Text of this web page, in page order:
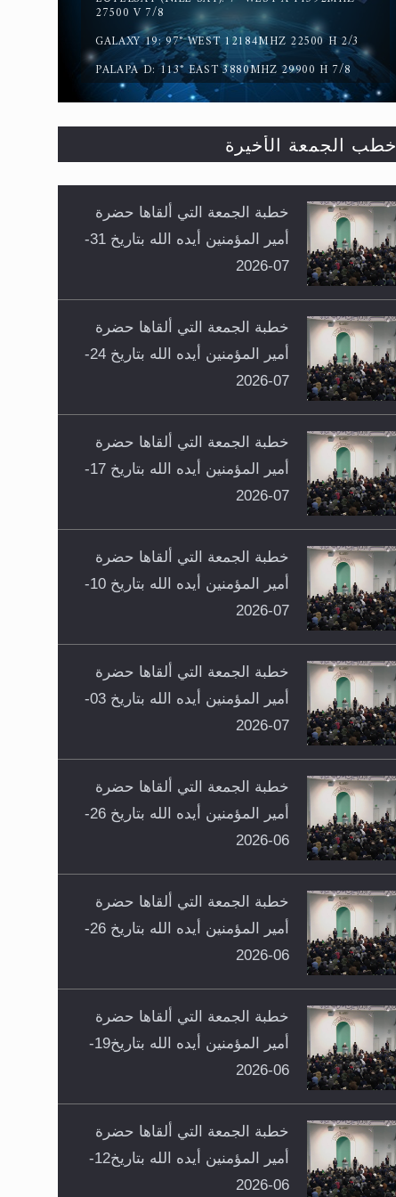
27500 V 7/8
GALAXY 19: 97° WEST 12184MHZ 22500 H 2/3
PALAPA D: 113° EAST 3880MHZ 29900 H 7/8
خطب الجمعة الأخيرة
خطبة الجمعة التي ألقاها حضرة
أمير المؤمنين أيده الله بتاريخ 31-
07-2026
خطبة الجمعة التي ألقاها حضرة
أمير المؤمنين أيده الله بتاريخ 24-
07-2026
خطبة الجمعة التي ألقاها حضرة
أمير المؤمنين أيده الله بتاريخ 17-
07-2026
خطبة الجمعة التي ألقاها حضرة
أمير المؤمنين أيده الله بتاريخ 10-
07-2026
خطبة الجمعة التي ألقاها حضرة
أمير المؤمنين أيده الله بتاريخ 03-
07-2026
خطبة الجمعة التي ألقاها حضرة
أمير المؤمنين أيده الله بتاريخ 26-
06-2026
خطبة الجمعة التي ألقاها حضرة
أمير المؤمنين أيده الله بتاريخ 26-
06-2026
خطبة الجمعة التي ألقاها حضرة
أمير المؤمنين أيده الله بتاريخ19-
06-2026
خطبة الجمعة التي ألقاها حضرة
أمير المؤمنين أيده الله بتاريخ12-
06-2026